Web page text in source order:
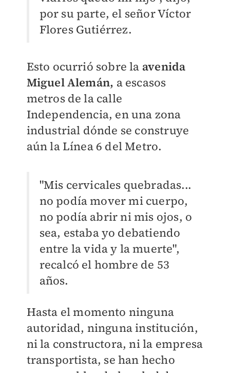
por su parte, el señor Víctor
Flores Gutiérrez.
Esto ocurrió sobre la avenida
Miguel Alemán, a escasos
metros de la calle
Independencia, en una zona
industrial dónde se construye
aún la Línea 6 del Metro.
"Mis cervicales quebradas...
no podía mover mi cuerpo,
no podía abrir ni mis ojos, o
sea, estaba yo debatiendo
entre la vida y la muerte",
recalcó el hombre de 53
años.
Hasta el momento ninguna
autoridad, ninguna institución,
ni la constructora, ni la empresa
transportista, se han hecho